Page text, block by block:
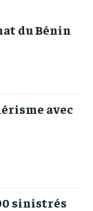
du Bénin
avec
sinistrés